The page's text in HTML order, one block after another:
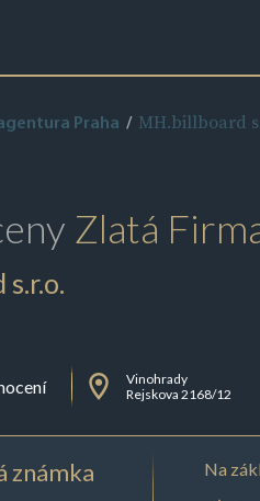
Praha MH.billboard
Zlatá
Vinohrady
Rejskova 2168/12
známka Na